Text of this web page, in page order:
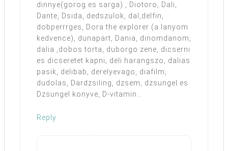
dinnye(gorog es sarga) , Diotoro, Dali,
Dante, Dsida, dedszulok, dal,delfin,
dobperrrges, Dora the explorer (a lanyom
kedvence), dunapart, Dania, dinomdanom,
dalia ,dobos torta, duborgo zene, dicserni
es dicseretet kapni, deli harangszo, dalias
pasik, delibab, derelyevago, diafilm,
dudolas, Dardzsiling, dzsem, dzsungel es
Dzsungel konyve, D-vitamin…
Reply